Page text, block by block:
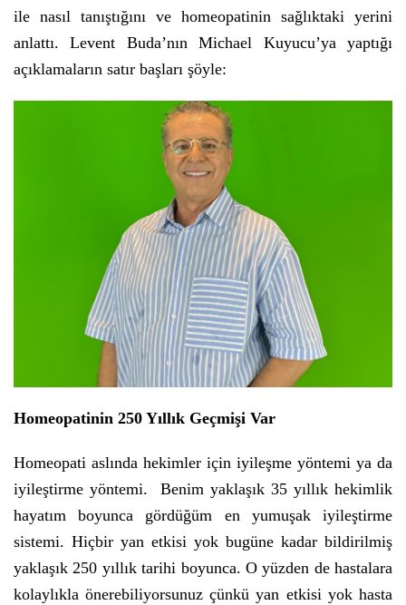
ile nasıl tanıştığını ve homeopatinin sağlıktaki yerini
anlattı. Levent Buda’nın Michael Kuyucu’ya yaptığı
açıklamaların satır başları şöyle:
Homeopatinin 250 Yıllık Geçmişi Var
Homeopati aslında hekimler için iyileşme yöntemi ya da
iyileştirme yöntemi.
Benim yaklaşık 35 yıllık hekimlik
hayatım boyunca gördüğüm en yumuşak iyileştirme
sistemi. Hiçbir yan etkisi yok bugüne kadar bildirilmiş
yaklaşık 250 yıllık tarihi boyunca. O yüzden de hastalara
kolaylıkla önerebiliyorsunuz çünkü yan etkisi yok hasta